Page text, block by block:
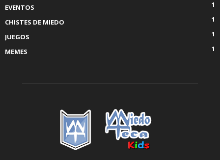
EVENTOS
1
CHISTES DE MIEDO
1
JUEGOS
1
MEMES
1